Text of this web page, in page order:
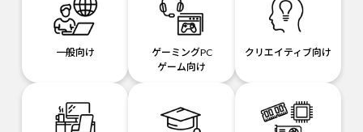
一般向け
ゲーミングPC
ゲーム向け
クリエイティブ向け